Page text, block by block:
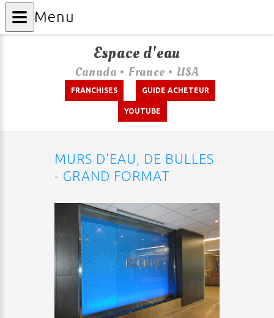
Espace d'eau
Canada • France • USA
FRANCHISES GUIDE ACHETEUR
YOUTUBE
MURS D'EAU, DE BULLES
- GRAND FORMAT
Menu